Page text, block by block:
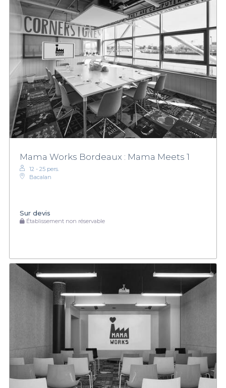
Mama Works Bordeaux : Mama Meets 1
12 - 25 pers.
Bacalan
Sur devis
Établissement non réservable